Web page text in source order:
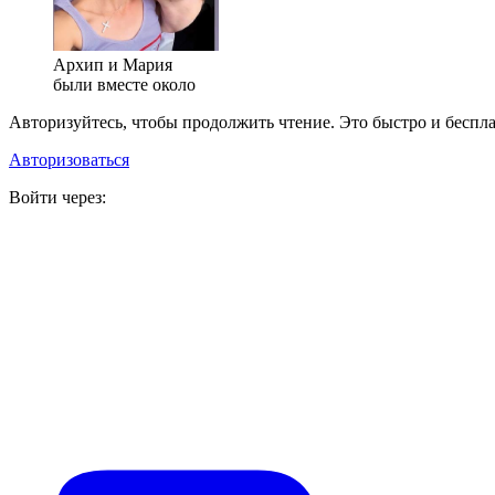
Архип и Мария
были вместе около
Авторизуйтесь, чтобы продолжить чтение. Это быстро и
Авторизоваться
Войти через: